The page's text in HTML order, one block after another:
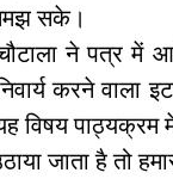
सके।
ने पत्र में
करने वाला
विषय पाठ्यक्रम
जाता है तो